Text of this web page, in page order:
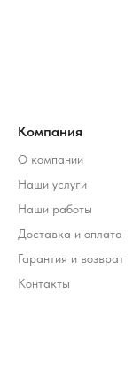
Компания
О компании
Наши услуги
Наши работы
Доставка и оплата
Гарантия и возврат
Контакты